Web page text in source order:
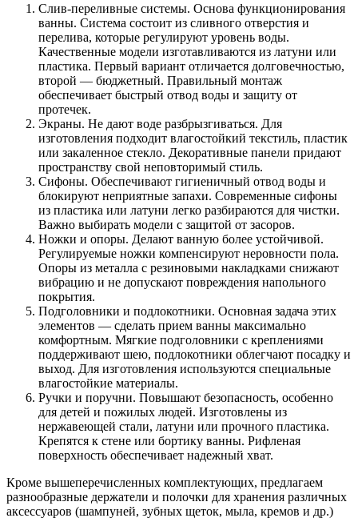
Слив-переливные системы. Основа функционирования
ванны. Система состоит из сливного отверстия и
перелива, которые регулируют уровень воды.
Качественные модели изготавливаются из латуни или
пластика. Первый вариант отличается долговечностью,
второй — бюджетный. Правильный монтаж
обеспечивает быстрый отвод воды и защиту от
протечек.
Экраны. Не дают воде разбрызгиваться. Для
изготовления подходит влагостойкий текстиль, пластик
или закаленное стекло. Декоративные панели придают
пространству свой неповторимый стиль.
Сифоны. Обеспечивают гигиеничный отвод воды и
блокируют неприятные запахи. Современные сифоны
из пластика или латуни легко разбираются для чистки.
Важно выбирать модели с защитой от засоров.
Ножки и опоры. Делают ванную более устойчивой.
Регулируемые ножки компенсируют неровности пола.
Опоры из металла с резиновыми накладками снижают
вибрацию и не допускают повреждения напольного
покрытия.
Подголовники и подлокотники. Основная задача этих
элементов — сделать прием ванны максимально
комфортным. Мягкие подголовники с креплениями
поддерживают шею, подлокотники облегчают посадку и
выход. Для изготовления используются специальные
влагостойкие материалы.
Ручки и поручни. Повышают безопасность, особенно
для детей и пожилых людей. Изготовлены из
нержавеющей стали, латуни или прочного пластика.
Крепятся к стене или бортику ванны. Рифленая
поверхность обеспечивает надежный хват.
Кроме вышеперечисленных комплектующих, предлагаем
разнообразные держатели и полочки для хранения различных
аксессуаров (шампуней, зубных щеток, мыла, кремов и др.)